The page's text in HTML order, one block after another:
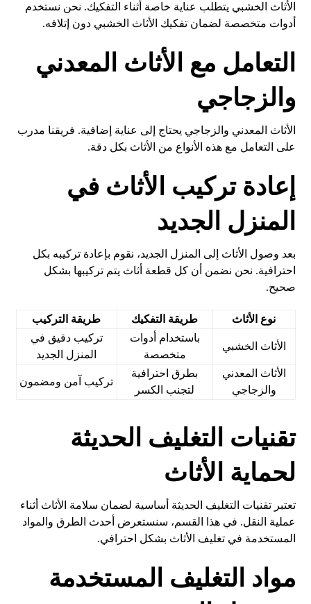
الأثاث الخشبي يتطلب عناية خاصة أثناء التفكيك. نحن نستخدم
أدوات متخصصة لضمان تفكيك الأثاث الخشبي دون إتلافه.
التعامل مع الأثاث المعدني
والزجاجي
الأثاث المعدني والزجاجي يحتاج إلى عناية إضافية. فريقنا مدرب
على التعامل مع هذه الأنواع من الأثاث بكل دقة.
إعادة تركيب الأثاث في
المنزل الجديد
بعد وصول الأثاث إلى المنزل الجديد، نقوم بإعادة تركيبه بكل
احترافية. نحن نضمن أن كل قطعة أثاث يتم تركيبها بشكل
صحيح.
نوع الأثاث طريقة التفكيك طريقة التركيب
الأثاث الخشبي
باستخدام أدوات
متخصصة
تركيب دقيق في
المنزل الجديد
الأثاث المعدني
والزجاجي
بطرق احترافية
لتجنب الكسر
تركيب آمن ومضمون
تقنيات التغليف الحديثة
لحماية الأثاث
تعتبر تقنيات التغليف الحديثة أساسية لضمان سلامة الأثاث أثناء
عملية النقل. في هذا القسم، سنستعرض أحدث الطرق والمواد
المستخدمة في تغليف الأثاث بشكل احترافي.
مواد التغليف المستخدمة